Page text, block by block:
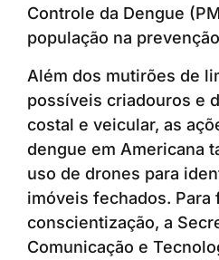
Controle da Dengue
população na
Além dos mutirões de
possíveis criadouros e
costal e veicular, as
dengue em Americana
uso de drones para
imóveis fechados. Para
conscientização, a
Comunicação e